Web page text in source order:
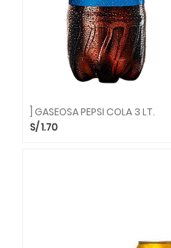
] GASEOSA PEPSI COLA 3 LT.
S/1.70